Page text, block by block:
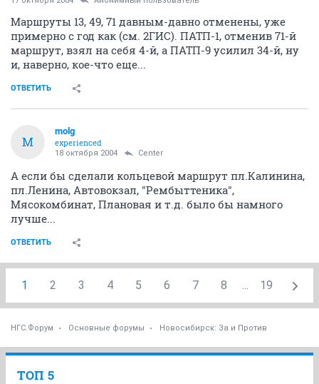
Маршруты 13, 49, 71 давным-давно отменены, уже
примерно с год как (см. 2ГИС). ПАТП-1, отменив 71-й
маршрут, взял на себя 4-й, а ПАТП-9 усилил 34-й, ну
и, наверно, кое-что еще...
ОТВЕТИТЬ
M
molg
experienced
18 октября 2004 Center
А если бы сделали кольцевой маршрут пл.Калинина,
пл.Ленина, Автовокзал, "Рембыттеника",
Мясокомбинат, Плановая и т.д. было бы намного
лучше...
ОТВЕТИТЬ
1 2 3 4 5 6 7 8 ... 19
НГС.Форум Основные форумы Новосибирск: За и Против
ТОП 5